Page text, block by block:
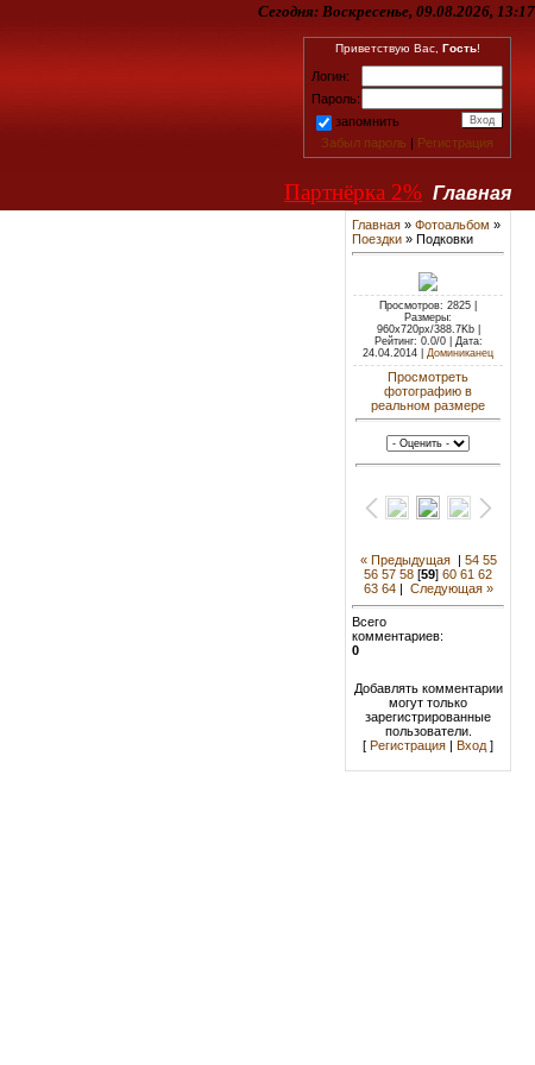
Сегодня: Воскресенье, 09.08.2026, 13:17
Приветствую Вас, Гость!
Логин:
Пароль:
запомнить
Забыл пароль | Регистрация
Партнёрка 2% Главная
Главная » Фотоальбом »
Поездки » Подковки
Просмотров: 2825 |
Размеры:
960x720px/388.7Kb |
Рейтинг: 0.0/0 | Дата:
24.04.2014 | Доминиканец
Просмотреть
фотографию в
реальном размере
« Предыдущая| 54 55
56 57 58 [59] 60 61 62
63 64| Следующая »
Всего
комментариев:
0
Добавлять комментарии
могут только
зарегистрированные
пользователи.
[ Регистрация Вход ]